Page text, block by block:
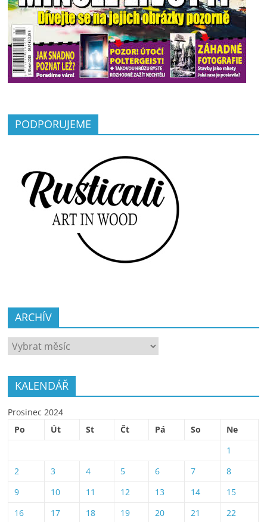
PODPORUJEME
ARCHÍV
ARCHÍV
KALENDÁŘ
Prosinec 2024
Po
Út St Čt Pá So
Ne
1
2
3 4 5 6 7
8
9
10 11 12 13 14
15
16
17 18 19 20 21 22